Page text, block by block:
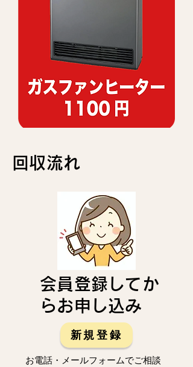
回収流れ
会員登録してか
らお申し込み
新規登録
お電話・メールフォームでご相談